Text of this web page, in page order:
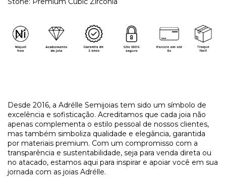
​Desde 2016, a Adrélle Semijoias tem sido um símbolo de
excelência e sofisticação. Acreditamos que cada joia não
apenas complementa o estilo pessoal de nossos clientes,
mas também simboliza qualidade e elegância, garantida
por materiais premium. Com um compromisso com a
transparência e sustentabilidade, seja para venda direta ou
no atacado, estamos aqui para inspirar e apoiar você em sua
jornada com as joias Adrélle.